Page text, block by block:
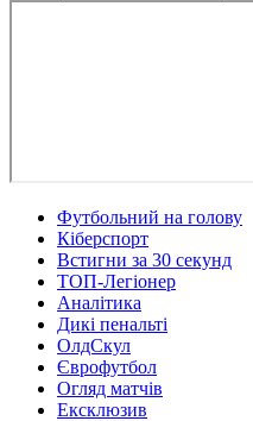
Футбольний на голову
Кіберспорт
Встигни за 30 секунд
ТОП-Легіонер
Аналітика
Дикі пенальті
ОлдСкул
Єврофутбол
Огляд матчів
Ексклюзив